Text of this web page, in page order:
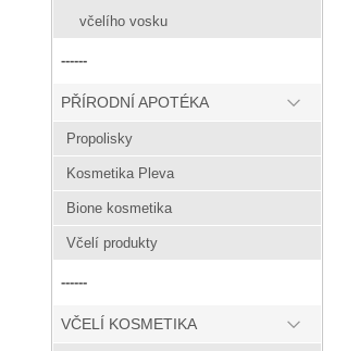
včelího vosku
------
PŘÍRODNÍ APOTÉKA
Propolisky
Kosmetika Pleva
Bione kosmetika
Včelí produkty
------
VČELÍ KOSMETIKA